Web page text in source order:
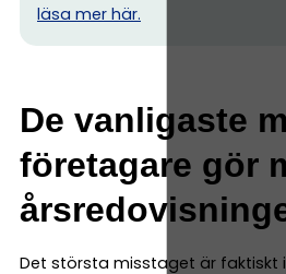
läsa mer här.
De vanligaste
företagare gör
Det största misstaget är faktiskt